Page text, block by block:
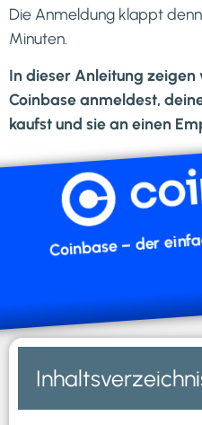
Die Anmeldung klappt
Minuten.
In dieser Anleitung
Coinbase anmeldest,
kaufst und sie an einen
Coinbase – der